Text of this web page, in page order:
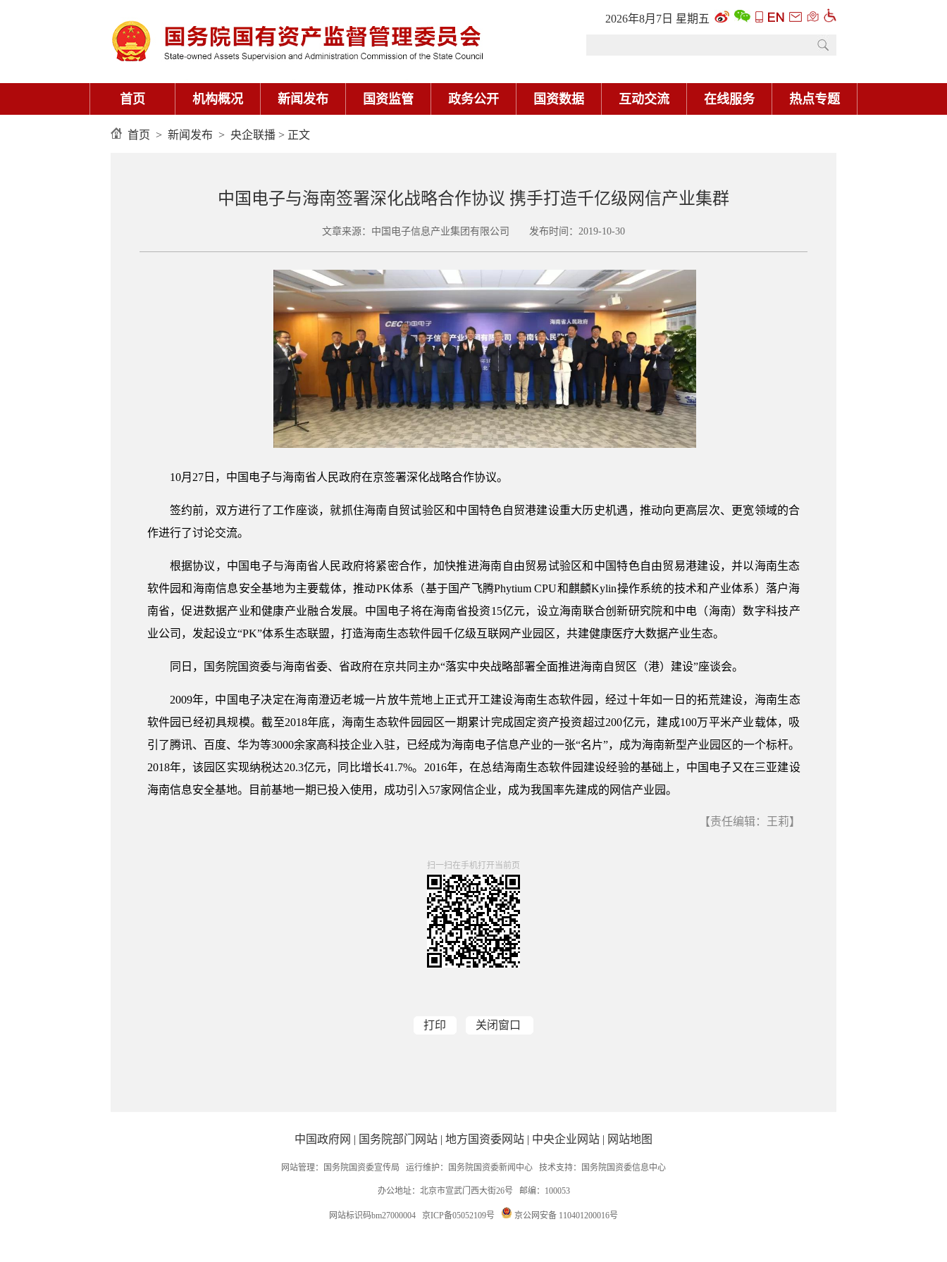
2026年8月7日 星期五
首页 机构概况 新闻发布 国资监管 政务公开 国资数据 互动交流 在线服务 热点专题
首页 > 新闻发布 > 央企联播 > 正文
中国电子与海南签署深化战略合作协议 携手打造千亿级网信产业集群
文章来源：中国电子信息产业集团有限公司 发布时间：2019-10-30
10月27日，中国电子与海南省人民政府在京签署深化战略合作协议。
签约前，双方进行了工作座谈，就抓住海南自贸试验区和中国特色自贸港建设重大历史机遇，推动向更高层次、更宽领域的合
作进行了讨论交流。
根据协议，中国电子与海南省人民政府将紧密合作，加快推进海南自由贸易试验区和中国特色自由贸易港建设，并以海南生态
软件园和海南信息安全基地为主要载体，推动PK体系（基于国产飞腾Phytium CPU和麒麟Kylin操作系统的技术和产业体系）落户海
南省，促进数据产业和健康产业融合发展。中国电子将在海南省投资15亿元，设立海南联合创新研究院和中电（海南）数字科技产
业公司，发起设立“PK”体系生态联盟，打造海南生态软件园千亿级互联网产业园区，共建健康医疗大数据产业生态。
同日，国务院国资委与海南省委、省政府在京共同主办“落实中央战略部署全面推进海南自贸区（港）建设”座谈会。
2009年，中国电子决定在海南澄迈老城一片放牛荒地上正式开工建设海南生态软件园，经过十年如一日的拓荒建设，海南生态
软件园已经初具规模。截至2018年底，海南生态软件园园区一期累计完成固定资产投资超过200亿元，建成100万平米产业载体，吸
引了腾讯、百度、华为等3000余家高科技企业入驻，已经成为海南电子信息产业的一张“名片”，成为海南新型产业园区的一个标杆。
2018年，该园区实现纳税达20.3亿元，同比增长41.7%。2016年，在总结海南生态软件园建设经验的基础上，中国电子又在三亚建设
海南信息安全基地。目前基地一期已投入使用，成功引入57家网信企业，成为我国率先建成的网信产业园。
【责任编辑：王莉】
扫一扫在手机打开当前页
打印 关闭窗口